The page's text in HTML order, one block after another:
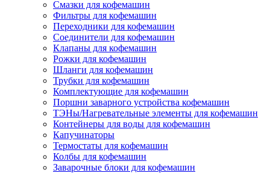
Смазки для кофемашин
Фильтры для кофемашин
Переходники для кофемашин
Соединители для кофемашин
Клапаны для кофемашин
Рожки для кофемашин
Шланги для кофемашин
Трубки для кофемашин
Комплектующие для кофемашин
Поршни заварного устройства кофемашин
ТЭНы/Нагревательные элементы для кофемашин
Контейнеры для воды для кофемашин
Капучинаторы
Термостаты для кофемашин
Колбы для кофемашин
Заварочные блоки для кофемашин